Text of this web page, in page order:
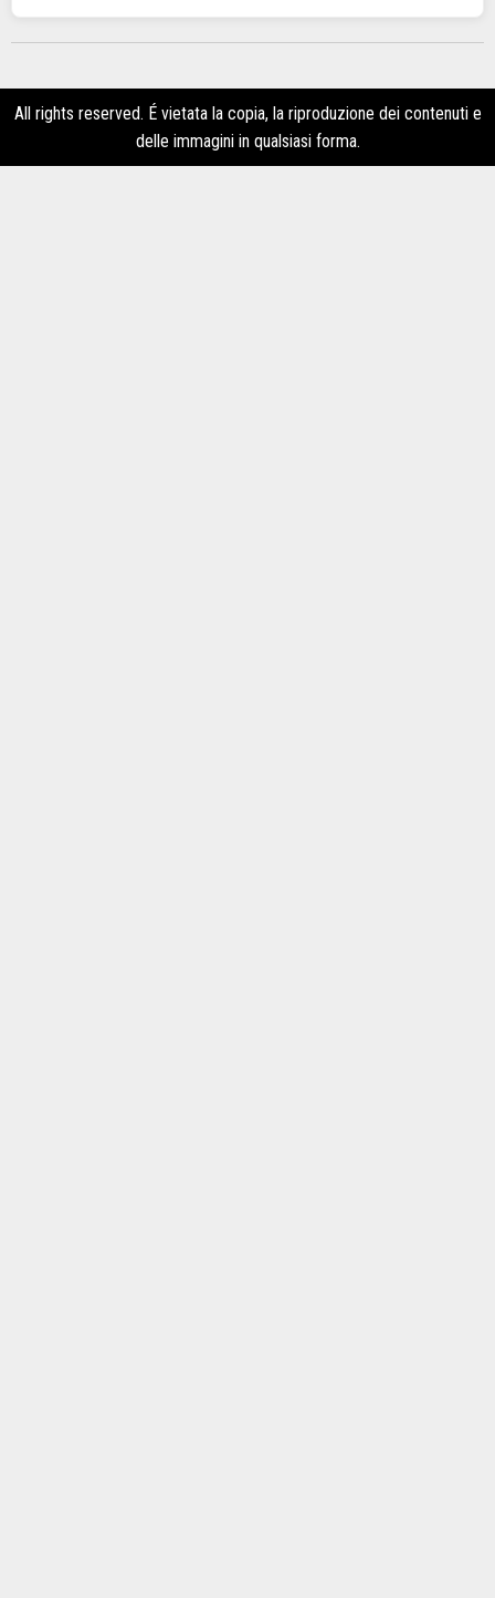
All rights reserved. É vietata la copia, la riproduzione dei contenuti e
delle immagini in qualsiasi forma.